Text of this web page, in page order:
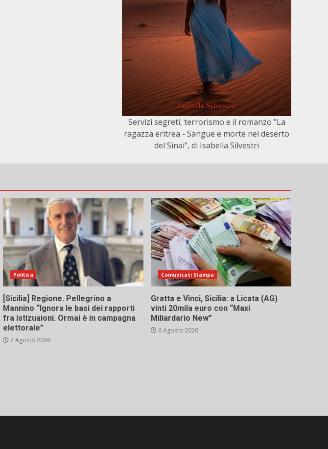
Servizi segreti, terrorismo e il romanzo "La
ragazza eritrea - Sangue e morte nel deserto
del Sinai", di Isabella Silvestri
Politica
[Sicilia] Regione. Pellegrino a
Mannino “Ignora le basi dei rapporti
fra istizuaioni. Ormai è in campagna
elettorale”
7 Agosto 2026
Comunicati Stampa
Gratta e Vinci, Sicilia: a Licata (AG)
vinti 20mila euro con “Maxi
Miliardario New”
6 Agosto 2026